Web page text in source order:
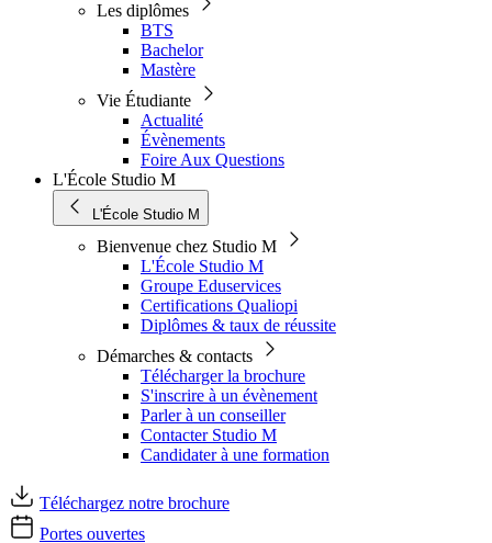
Les diplômes
BTS
Bachelor
Mastère
Vie Étudiante
Actualité
Évènements
Foire Aux Questions
L'École Studio M
L'École Studio M
Bienvenue chez Studio M
L'École Studio M
Groupe Eduservices
Certifications Qualiopi
Diplômes & taux de réussite
Démarches & contacts
Télécharger la brochure
S'inscrire à un évènement
Parler à un conseiller
Contacter Studio M
Candidater à une formation
Téléchargez notre brochure
Portes ouvertes